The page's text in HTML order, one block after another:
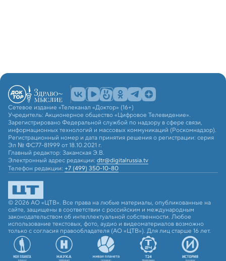
Сетевое издание «Телеканал «Доктор» (16+)
Учредитель: Акционерное общество «Цифровое Телевидение».
Зарегистрировано Федеральной службой по надзору в сфере связи,
информационных технологий и массовых коммуникаций (Роскомнадзор).
Регистрационный номер и дата принятия решения о регистрации: серия
Эл № ФС77-81999 от 18.10.2021 г.
Главный редактор: Закамская Э.В.
Электронный адрес редакции: dtr@digitalrussia.tv
Телефон редакции: +7 (499) 350-10-80
© 2026 АО «ЦТВ». Все права на любые материалы, опубликованные на
сайте, защищены в соответствии с российским и международным
законодательством об интеллектуальной собственности. Любое
использование текстовых, фото, аудио и видеоматериалов возможно
только с согласия правообладателя (АО «ЦТВ»). Для лиц старше 16 лет.